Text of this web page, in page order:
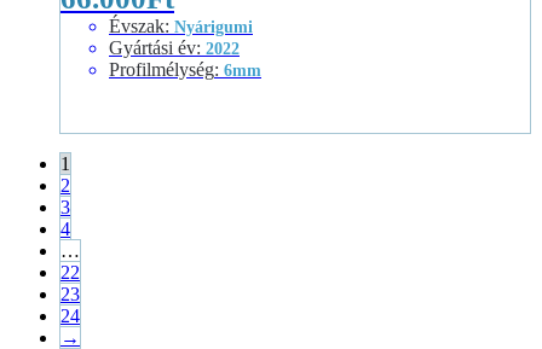
Évszak: Nyárigumi
Gyártási év: 2022
Profilmélység: 6mm
1
2
3
4
…
22
23
24
→